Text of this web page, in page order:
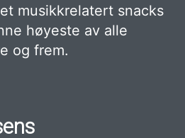
musikkrelatert snacks
høyeste av alle
og frem.